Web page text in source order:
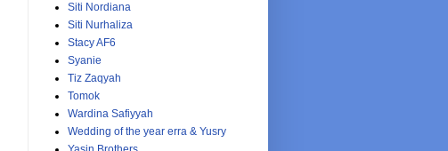
Siti Nordiana
Siti Nurhaliza
Stacy AF6
Syanie
Tiz Zaqyah
Tomok
Wardina Safiyyah
Wedding of the year erra & Yusry